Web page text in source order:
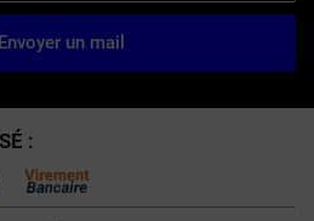
Envoyer un mail
: